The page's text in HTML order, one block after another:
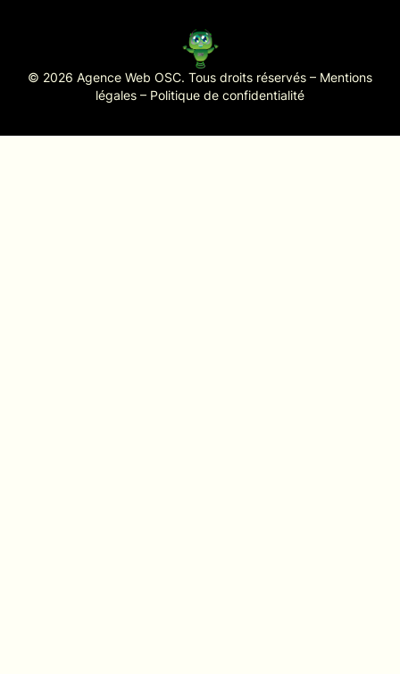
© 2026 Agence Web OSC. Tous droits réservés – Mentions
légales – Politique de confidentialité